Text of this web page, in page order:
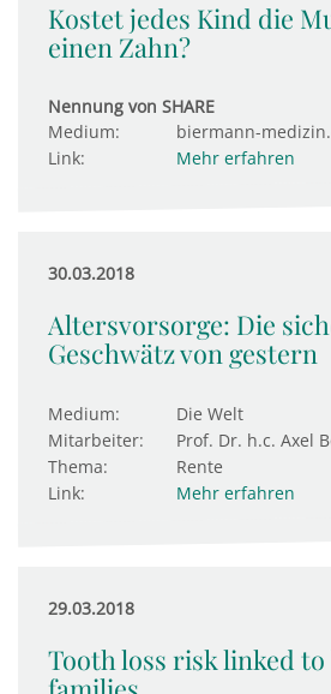
Kostet jedes Kind die
einen Zahn?
Nennung von SHARE
Medium:
biermann-
Link:
Mehr erfahren
30.03.2018
Altersvorsorge: Die
Geschwätz von gestern
Medium:
Die Welt
Mitarbeiter:
Prof. Dr. h.c. Axel
Thema:
Rente
Link:
Mehr erfahren
29.03.2018
Tooth loss risk linked